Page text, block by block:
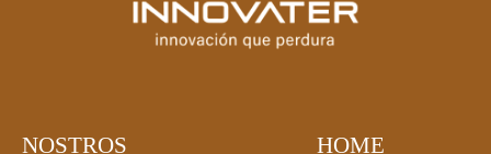
NOSTROS HOME